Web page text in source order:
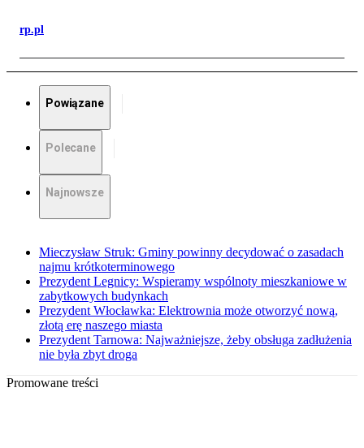
rp.pl
Powiązane
Polecane
Najnowsze
Mieczysław Struk: Gminy powinny decydować o zasadach
najmu krótkoterminowego
Prezydent Legnicy: Wspieramy wspólnoty mieszkaniowe w
zabytkowych budynkach
Prezydent Włocławka: Elektrownia może otworzyć nową,
złotą erę naszego miasta
Prezydent Tarnowa: Najważniejsze, żeby obsługa zadłużenia
nie była zbyt droga
Promowane treści